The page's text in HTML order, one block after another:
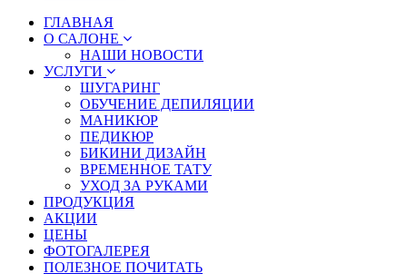
ГЛАВНАЯ
О САЛОНЕ
НАШИ НОВОСТИ
УСЛУГИ
ШУГАРИНГ
ОБУЧЕНИЕ ДЕПИЛЯЦИИ
МАНИКЮР
ПЕДИКЮР
БИКИНИ ДИЗАЙН
ВРЕМЕННОЕ ТАТУ
УХОД ЗА РУКАМИ
ПРОДУКЦИЯ
АКЦИИ
ЦЕНЫ
ФОТОГАЛЕРЕЯ
ПОЛЕЗНОЕ ПОЧИТАТЬ